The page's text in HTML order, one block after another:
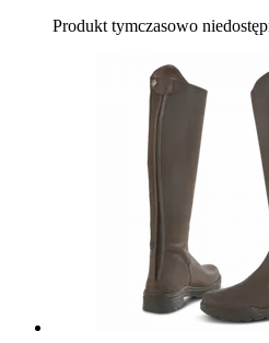
Produkt tymczasowo